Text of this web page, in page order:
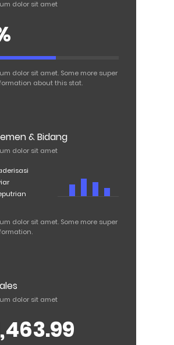
dolor sit amet
dolor sit amet. Some more super
about this stat.
& Bidang
dolor sit amet
dolor sit amet. Some more super
dolor sit amet